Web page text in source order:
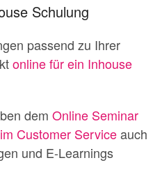
Schulung
passend zu Ihrer
online für ein Inhouse
dem Online Seminar
Customer Serviceauch
und E-Learnings